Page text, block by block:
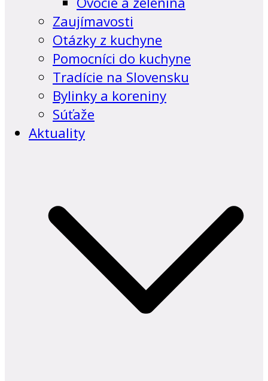
Zaujímavosti
Otázky z kuchyne
Pomocníci do kuchyne
Tradície na Slovensku
Bylinky a koreniny
Súťaže
Aktuality